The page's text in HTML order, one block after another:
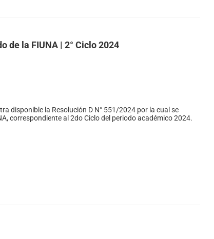
de la FIUNA | 2° Ciclo 2024
disponible la Resolución D N° 551/2024 por la cual se
correspondiente al 2do Ciclo del periodo académico 2024.